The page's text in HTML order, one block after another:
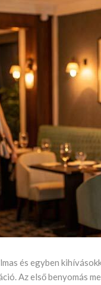
és egyben
Az első benyomás